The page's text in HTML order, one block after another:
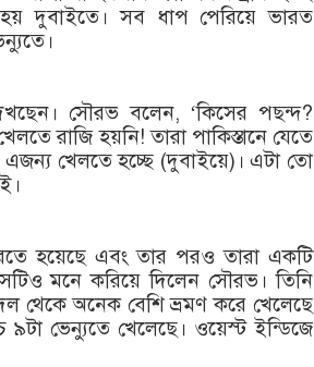
দুবাইতে। সব ধাপ পেরিয়ে ভারত
সৌরভ বলেন, ‘কিসের পছন্দ?
রাজি হয়নি! তারা পাকিস্তানে যেতে
এজন্য খেলতে হচ্ছে (দুবাইয়ে)। এটা তো
হয়েছে এবং তার পরও তারা একটি
মনে করিয়ে দিলেন সৌরভ। তিনি
থেকে অনেক বেশি ভ্রমণ করে খেলেছে
ভেন্যুতে খেলেছে। ওয়েস্ট ইন্ডিজে